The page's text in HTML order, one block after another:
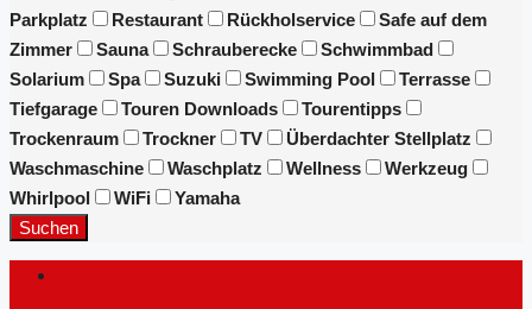
Parkplatz
Restaurant Rückholservice
Safe auf dem
Zimmer
Sauna Schrauberecke
Schwimmbad
Solarium
Spa Suzuki Swimming Pool
Terrasse
Tiefgarage
Touren Downloads
Tourentipps
Trockenraum
Trockner TV
Überdachter Stellplatz
Waschmaschine
Waschplatz Wellness
Werkzeug
Whirlpool
WiFi
Yamaha
Suchen